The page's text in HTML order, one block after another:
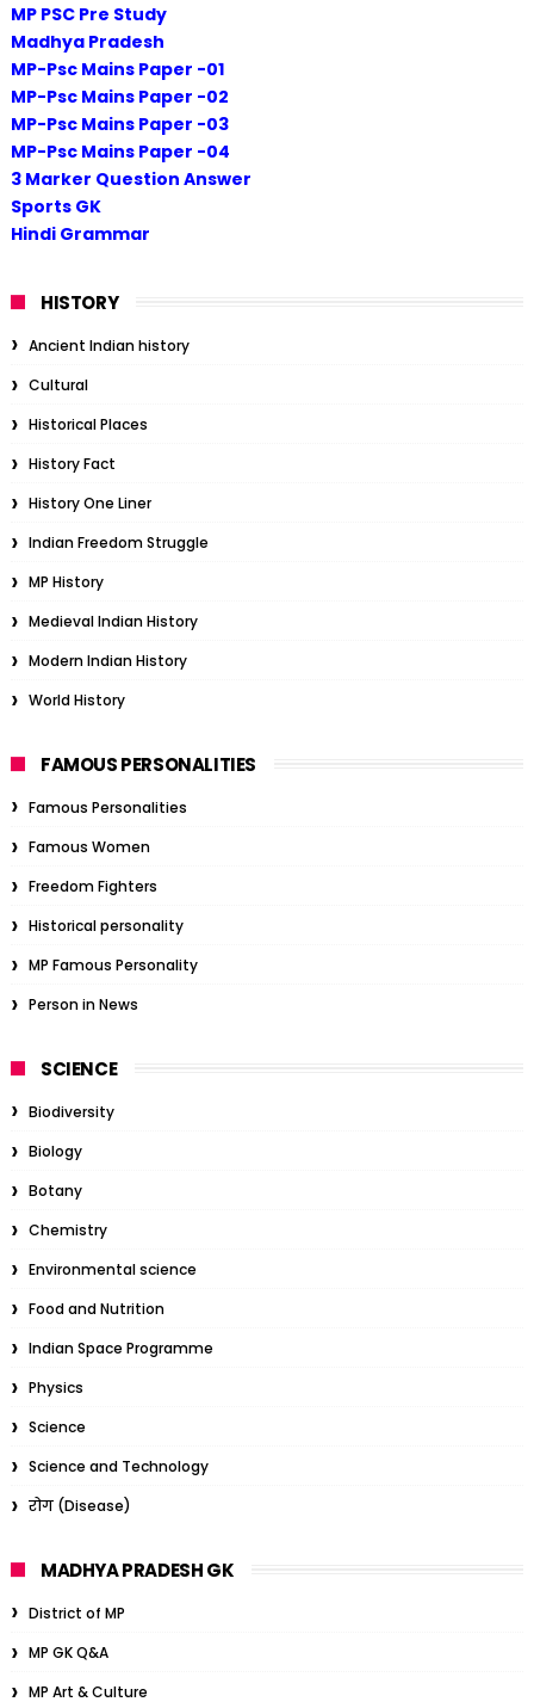
MP PSC Pre Study
Madhya Pradesh
MP-Psc Mains Paper -01
MP-Psc Mains Paper -02
MP-Psc Mains Paper -03
MP-Psc Mains Paper -04
3 Marker Question Answer
Sports GK
Hindi Grammar
HISTORY
Ancient Indian history
Cultural
Historical Places
History Fact
History One Liner
Indian Freedom Struggle
MP History
Medieval Indian History
Modern Indian History
World History
FAMOUS PERSONALITIES
Famous Personalities
Famous Women
Freedom Fighters
Historical personality
MP Famous Personality
Person in News
SCIENCE
Biodiversity
Biology
Botany
Chemistry
Environmental science
Food and Nutrition
Indian Space Programme
Physics
Science
Science and Technology
रोग (Disease)
MADHYA PRADESH GK
District of MP
MP GK Q&A
MP Art & Culture